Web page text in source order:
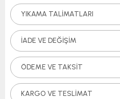
YIKAMA TALIMATLARI
İADE VE DEĞIŞIM
ÖDEME VE TAKSIT
KARGO VE TESLIMAT